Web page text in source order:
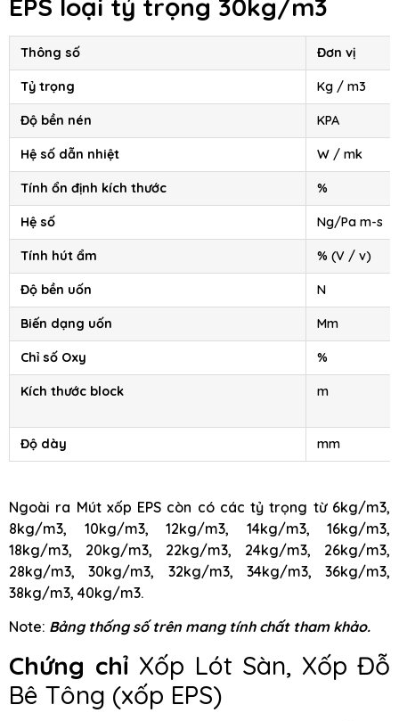
EPS loại tỷ trọng 30kg/m3
Thông số Đơn vị
Tỷ trọng Kg / m3
Độ bền nén KPA
Hệ số dẫn nhiệt W / mk
Tính ổn định kích thước %
Hệ số Ng/Pa m-s
Tính hút ẩm % (V / v)
Độ bền uốn N
Biến dạng uốn Mm
Chỉ số Oxy %
Kích thước block m
Độ dày mm
Ngoài ra Mút xốp EPS còn có các tỷ trọng từ 6kg/m3,
8kg/m3, 10kg/m3, 12kg/m3, 14kg/m3, 16kg/m3,
18kg/m3, 20kg/m3, 22kg/m3, 24kg/m3, 26kg/m3,
28kg/m3, 30kg/m3, 32kg/m3, 34kg/m3, 36kg/m3,
38kg/m3, 40kg/m3.
Note: Bảng thống số trên mang tính chất tham khảo.
Chứng chỉ Xốp Lót Sàn, Xốp Đỗ
Bê Tông (xốp EPS)